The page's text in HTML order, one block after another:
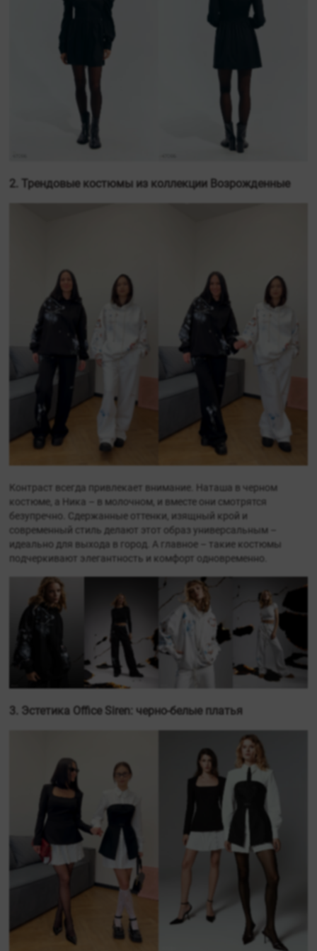
2. Трендовые костюмы из коллекции Возрожденные
Контраст всегда привлекает внимание. Наташа в черном
костюме, а Ника – в молочном, и вместе они смотрятся
безупречно. Сдержанные оттенки, изящный крой и
современный стиль делают этот образ универсальным –
идеально для выхода в город. А главное – такие костюмы
подчеркивают элегантность и комфорт одновременно.
3. Эстетика Office Siren: черно-белые платья